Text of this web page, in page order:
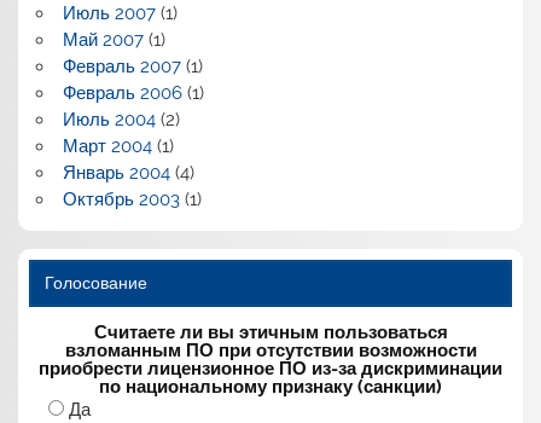
Июль 2007(1)
Май 2007(1)
Февраль 2007(1)
Февраль 2006(1)
Июль 2004(2)
Март 2004(1)
Январь 2004(4)
Октябрь 2003(1)
Голосование
Считаете ли вы этичным пользоваться
взломанным ПО при отсутствии возможности
приобрести лицензионное ПО из-за дискриминации
по национальному признаку (санкции)
Да